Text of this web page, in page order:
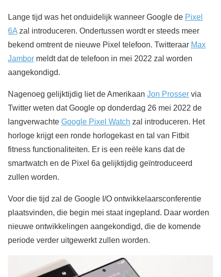
Lange tijd was het onduidelijk wanneer Google de Pixel
6A zal introduceren. Ondertussen wordt er steeds meer
bekend omtrent de nieuwe Pixel telefoon. Twitteraar Max
Jambor meldt dat de telefoon in mei 2022 zal worden
aangekondigd.
Nagenoeg gelijktijdig liet de Amerikaan Jon Prosser via
Twitter weten dat Google op donderdag 26 mei 2022 de
langverwachte Google Pixel Watch zal introduceren. Het
horloge krijgt een ronde horlogekast en tal van Fitbit
fitness functionaliteiten. Er is een reële kans dat de
smartwatch en de Pixel 6a gelijktijdig geïntroduceerd
zullen worden.
Voor die tijd zal de Google I/O ontwikkelaarsconferentie
plaatsvinden, die begin mei staat ingepland. Daar worden
nieuwe ontwikkelingen aangekondigd, die de komende
periode verder uitgewerkt zullen worden.